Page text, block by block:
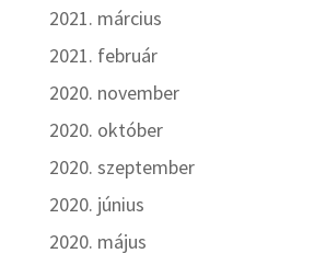
2021. március
2021. február
2020. november
2020. október
2020. szeptember
2020. június
2020. május